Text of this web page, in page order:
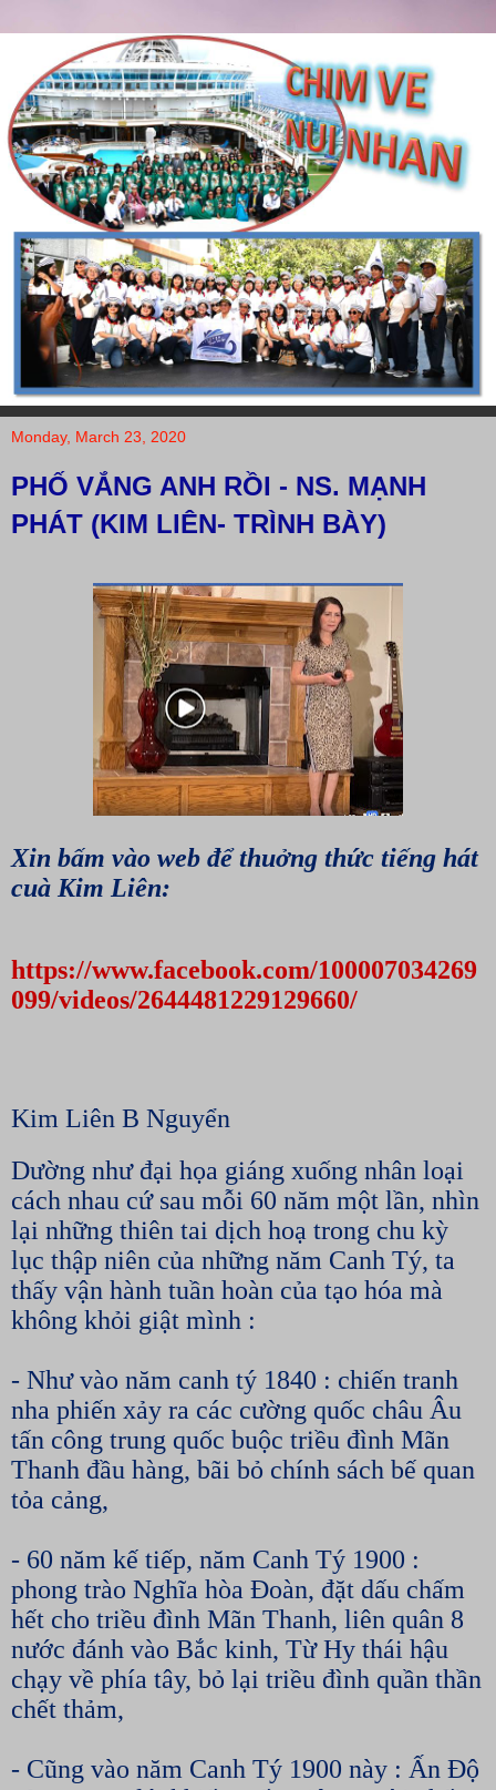
Monday, March 23, 2020
PHỐ VẮNG ANH RỒI - NS. MẠNH
PHÁT (KIM LIÊN- TRÌNH BÀY)
Xin bấm vào web để thuởng thức tiếng hát
cuà Kim Liên:
https://www.facebook.com/100007034269
099/videos/2644481229129660/
Kim Liên B Nguyển
Dường như đại họa giáng xuống nhân loại
cách nhau cứ sau mỗi 60 năm một lần, nhìn
lại những thiên tai dịch hoạ trong chu kỳ
lục thập niên của những năm Canh Tý, ta
thấy vận hành tuần hoàn của tạo hóa mà
không khỏi giật mình :
- Như vào năm canh tý 1840 : chiến tranh
nha phiến xảy ra các cường quốc châu Âu
tấn công trung quốc buộc triều đình Mãn
Thanh đầu hàng, bãi bỏ chính sách bế quan
tỏa cảng,
- 60 năm kế tiếp, năm Canh Tý 1900 :
phong trào Nghĩa hòa Đoàn, đặt dấu chấm
hết cho triều đình Mãn Thanh, liên quân 8
nước đánh vào Bắc kinh, Từ Hy thái hậu
chạy về phía tây, bỏ lại triều đình quần thần
chết thảm,
- Cũng vào năm Canh Tý 1900 này : Ấn Độ